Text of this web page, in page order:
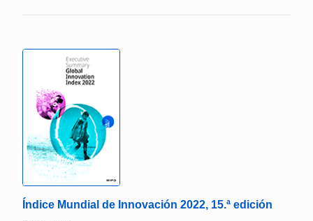
Índice Mundial de Innovación 2022, 15.ª edición